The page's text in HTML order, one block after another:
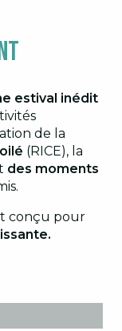
estival inédit
de la
(RICE), la
des moments
conçu pour